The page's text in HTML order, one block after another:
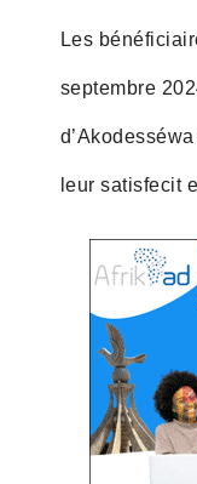
Les
septembre
leur satisfecit